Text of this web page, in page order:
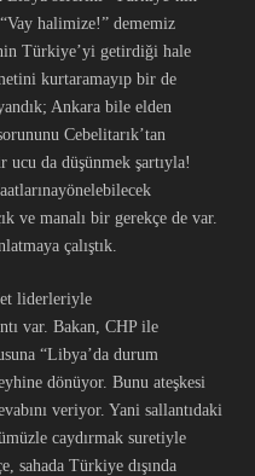
halimize!” dememiz
Türkiye’yi getirdiği hale
kurtaramayıp bir de
Ankara bile elden
Cebelitarık’tan
ucu da düşünmek şartıyla!
ve manalı bir gerekçe de var.
çalıştık.
liderleriyle
var. Bakan, CHP ile
“Libya’da durum
dönüyor. Bunu ateşkesi
veriyor. Yani sallantıdaki
caydırmak suretiyle
sahada Türkiye dışında